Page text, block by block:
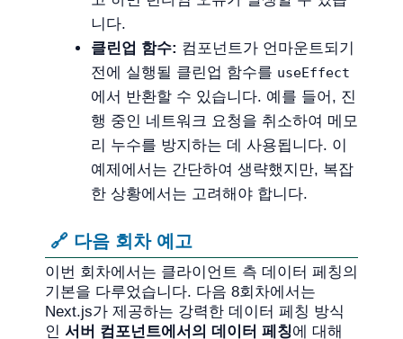
니다.
클린업 함수: 컴포넌트가 언마운트되기
전에 실행될 클린업 함수를 useEffect
에서 반환할 수 있습니다. 예를 들어, 진
행 중인 네트워크 요청을 취소하여 메모
리 누수를 방지하는 데 사용됩니다. 이
예제에서는 간단하여 생략했지만, 복잡
한 상황에서는 고려해야 합니다.
🔗 다음 회차 예고
이번 회차에서는 클라이언트 측 데이터 페칭의
기본을 다루었습니다. 다음 8회차에서는
Next.js가 제공하는 강력한 데이터 페칭 방식
인 서버 컴포넌트에서의 데이터 페칭에 대해